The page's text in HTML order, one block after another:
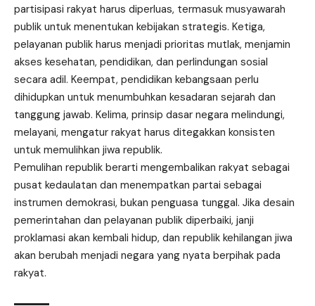
partisipasi rakyat harus diperluas, termasuk musyawarah
publik untuk menentukan kebijakan strategis. Ketiga,
pelayanan publik harus menjadi prioritas mutlak, menjamin
akses kesehatan, pendidikan, dan perlindungan sosial
secara adil. Keempat, pendidikan kebangsaan perlu
dihidupkan untuk menumbuhkan kesadaran sejarah dan
tanggung jawab. Kelima, prinsip dasar negara melindungi,
melayani, mengatur rakyat harus ditegakkan konsisten
untuk memulihkan jiwa republik.
Pemulihan republik berarti mengembalikan rakyat sebagai
pusat kedaulatan dan menempatkan partai sebagai
instrumen demokrasi, bukan penguasa tunggal. Jika desain
pemerintahan dan pelayanan publik diperbaiki, janji
proklamasi akan kembali hidup, dan republik kehilangan jiwa
akan berubah menjadi negara yang nyata berpihak pada
rakyat.